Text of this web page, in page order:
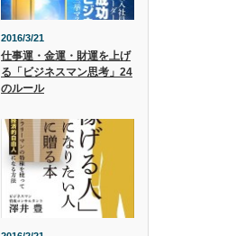
2016/3/21
仕事運・金運・財運を上げ
る「ビジネスマン思考」24
のルール